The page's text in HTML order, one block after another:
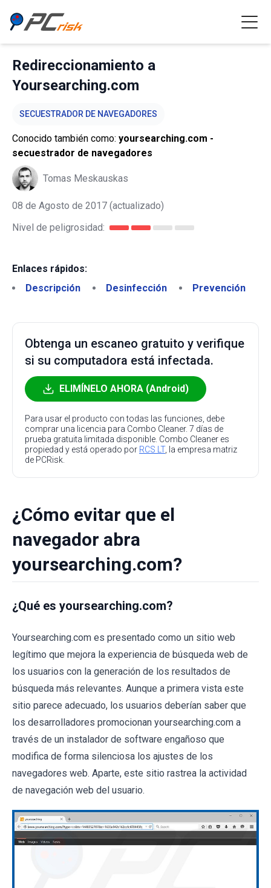
Redireccionamiento a
Yoursearching.com
SECUESTRADOR DE NAVEGADORES
Conocido también como: yoursearching.com -
secuestrador de navegadores
Tomas Meskauskas
08 de Agosto de 2017 (actualizado)
Nivel de peligrosidad:
Enlaces rápidos:
Descripción
Desinfección Prevención
Obtenga un escaneo gratuito y verifique
si su computadora está infectada.
ELIMÍNELO AHORA (Android)
Para usar el producto con todas las funciones, debe
comprar una licencia para Combo Cleaner. 7 días de
prueba gratuita limitada disponible. Combo Cleaner es
propiedad y está operado por RCS LT, la empresa matriz
de PCRisk.
¿Cómo evitar que el
navegador abra
yoursearching.com?
¿Qué es yoursearching.com?
Yoursearching.com es presentado como un sitio web
legítimo que mejora la experiencia de búsqueda web de
los usuarios con la generación de los resultados de
búsqueda más relevantes. Aunque a primera vista este
sitio parece adecuado, los usuarios deberían saber que
los desarrolladores promocionan yoursearching.com a
través de un instalador de software engañoso que
modifica de forma silenciosa los ajustes de los
navegadores web. Aparte, este sitio rastrea la actividad
de navegación web del usuario.